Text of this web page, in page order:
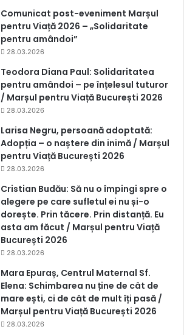
Comunicat post-eveniment Marșul
pentru Viață 2026 – „Solidaritate
pentru amândoi”
28.03.2026
Teodora Diana Paul: Solidaritatea
pentru amândoi – pe înțelesul tuturor
/ Marșul pentru Viață București 2026
28.03.2026
Larisa Negru, persoană adoptată:
Adopția – o naștere din inimă / Marșul
pentru Viață București 2026
28.03.2026
Cristian Budău: Să nu o împingi spre o
alegere pe care sufletul ei nu și-o
dorește. Prin tăcere. Prin distanță. Eu
asta am făcut / Marșul pentru Viață
București 2026
28.03.2026
Mara Epuraș, Centrul Maternal Sf.
Elena: Schimbarea nu ține de cât de
mare ești, ci de cât de mult îți pasă /
Marșul pentru Viață București 2026
28.03.2026